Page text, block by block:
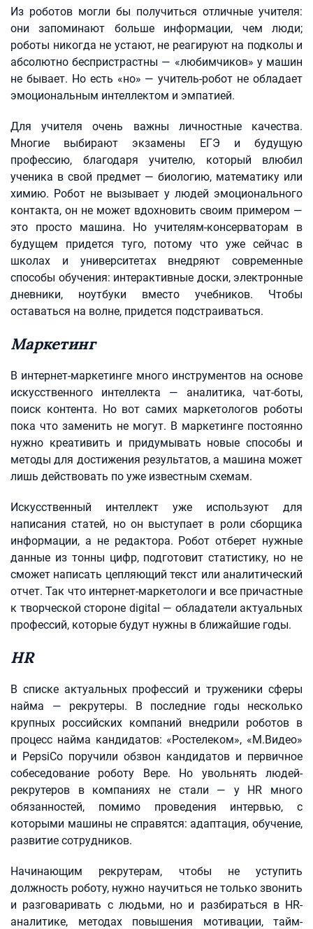
Из роботов могли бы получиться отличные учителя:
они запоминают больше информации, чем люди;
роботы никогда не устают, не реагируют на подколы и
абсолютно беспристрастны — «любимчиков» у машин
не бывает. Но есть «но» — учитель-робот не обладает
эмоциональным интеллектом и эмпатией.
Для учителя очень важны личностные качества.
Многие выбирают экзамены ЕГЭ и будущую
профессию, благодаря учителю, который влюбил
ученика в свой предмет — биологию, математику или
химию. Робот не вызывает у людей эмоционального
контакта, он не может вдохновить своим примером —
это просто машина. Но учителям-консерваторам в
будущем придется туго, потому что уже сейчас в
школах и университетах внедряют современные
способы обучения: интерактивные доски, электронные
дневники, ноутбуки вместо учебников. Чтобы
оставаться на волне, придется подстраиваться.
Маркетинг
В интернет-маркетинге много инструментов на основе
искусственного интеллекта — аналитика, чат-боты,
поиск контента. Но вот самих маркетологов роботы
пока что заменить не могут. В маркетинге постоянно
нужно креативить и придумывать новые способы и
методы для достижения результатов, а машина может
лишь действовать по уже известным схемам.
Искусственный интеллект уже используют для
написания статей, но он выступает в роли сборщика
информации, а не редактора. Робот отберет нужные
данные из тонны цифр, подготовит статистику, но не
сможет написать цепляющий текст или аналитический
отчет. Так что интернет-маркетологи и все причастные
к творческой стороне digital — обладатели актуальных
профессий, которые будут нужны в ближайшие годы.
HR
В списке актуальных профессий и труженики сферы
найма — рекрутеры. В последние годы несколько
крупных российских компаний внедрили роботов в
процесс найма кандидатов: «Ростелеком», «М.Видео»
и PepsiCo поручили обзвон кандидатов и первичное
собеседование роботу Вере. Но увольнять людей-
рекрутеров в компаниях не стали — у HR много
обязанностей, помимо проведения интервью, с
которыми машины не справятся: адаптация, обучение,
развитие сотрудников.
Начинающим рекрутерам, чтобы не уступить
должность роботу, нужно научиться не только звонить
и разговаривать с людьми, но и разбираться в HR-
аналитике, методах повышения мотивации, тайм-